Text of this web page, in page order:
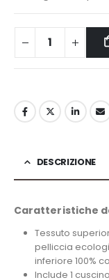
DESCRIZIONE
Caratteristiche
Tessuto
pelliccia
inferiore 100%
Include 1